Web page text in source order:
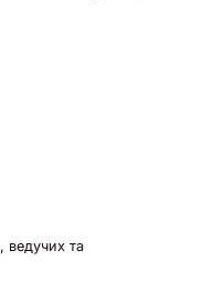
ведучих та